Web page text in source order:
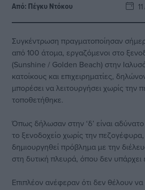
Από: Πέγκυ Ντόκου
Συγκέντρωση πραγματοποίησαν
από 100 άτομα, εργαζόμενοι στο
(Sunshine / Golden Beach) στην
κατοίκους και επιχειρηματίες,
μπορέσει να λειτουργήσει χωρίς την
τοποθετήθηκε.
Όπως δήλωσαν στην ‘δ’ είναι αδύνατο
το ξενοδοχείο χωρίς την
δημιουργηθεί πρόβλημα με την
στη δυτική πλευρά, όπου δεν
Επιπλέον ανέφεραν ότι δεν θέλουν να